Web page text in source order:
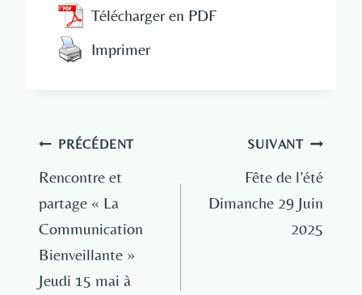
Télécharger en PDF
Imprimer
Navigation
de
l’article
PRÉCÉDENT
Rencontre et
partage « La
Communication
Bienveillante »
Jeudi 15 mai à
SUIVANT
Fête de l’été
Dimanche 29 Juin
2025